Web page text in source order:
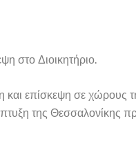
στο Διοικητήριο.
και επίσκεψη σε χώρους
της Θεσσαλονίκης